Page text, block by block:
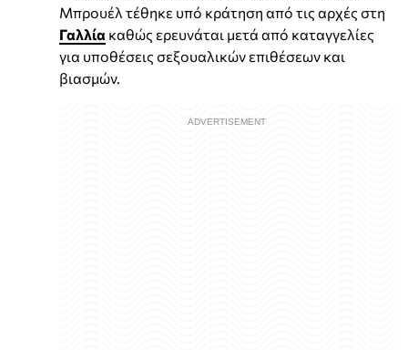
Μπρουέλ τέθηκε υπό κράτηση από τις αρχές στη
Γαλλία καθώς ερευνάται μετά από καταγγελίες
για υποθέσεις σεξουαλικών επιθέσεων και
βιασμών.